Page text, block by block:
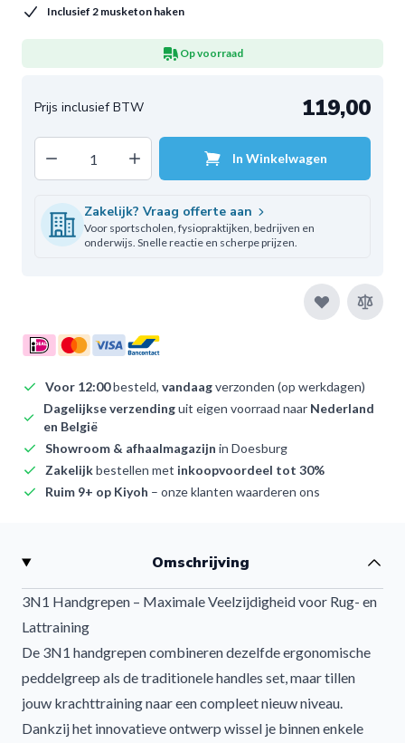
Inclusief 2 musketon haken
Op voorraad
119,00
Decrease quantityIncrease quantityIn Winkelwagen
Zakelijk? Vraag offerte aan
Voor sportscholen, fysiopraktijken, bedrijven en
onderwijs. Snelle reactie en scherpe prijzen.
Voor 12:00besteld, vandaagverzonden (op werkdagen)
Dagelijkse verzendinguit eigen voorraad naar Nederland
en België
Showroom & afhaalmagazijn in Doesburg
Zakelijkbestellen met inkoopvoordeel tot 30%
Ruim 9+ op Kiyoh – onze klanten waarderen ons
Omschrijving
3N1 Handgrepen – Maximale Veelzijdigheid voor Rug- en
Lattraining
De 3N1 handgrepen combineren dezelfde ergonomische
peddelgreep als de traditionele handles set, maar tillen
jouw krachttraining naar een compleet nieuw niveau.
Dankzij het innovatieve ontwerp wissel je binnen enkele
Afwijzen